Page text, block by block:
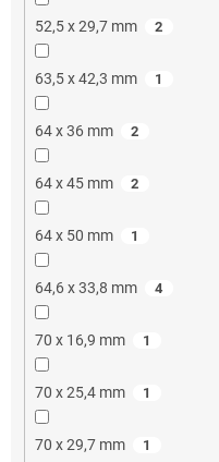
52,5 x 29,7 mm 2
63,5 x 42,3 mm 1
64 x 36 mm 2
64 x 45 mm 2
64 x 50 mm 1
64,6 x 33,8 mm 4
70 x 16,9 mm 1
70 x 25,4 mm 1
70 x 29,7 mm 1